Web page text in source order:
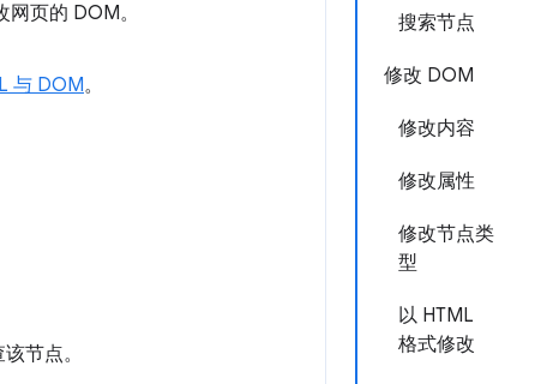
搜索节点
修改 DOM
修改内容
修改属性
修改节点类
型
以 HTML
格式修改
页的 DOM。
与 DOM。
节点。